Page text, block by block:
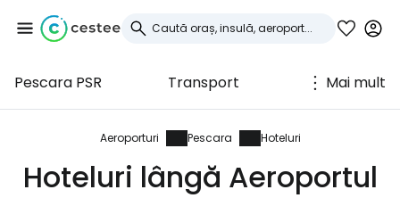
Pescara PSR Transport Mai mult
Aeroporturi Pescara Hoteluri
Hoteluri lângă Aeroportul
Conectați-vă la
Cestee
... comunitatea mondială a călătorilor